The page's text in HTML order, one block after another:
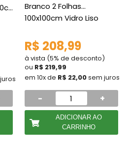
Branco 2 Folhas
100x100cm Vidro Liso
R$ 208,99
à vista (5% de desconto)
ou R$ 219,99
em 10x de R$ 22,00sem juros
- +
ADICIONAR AO
CARRINHO